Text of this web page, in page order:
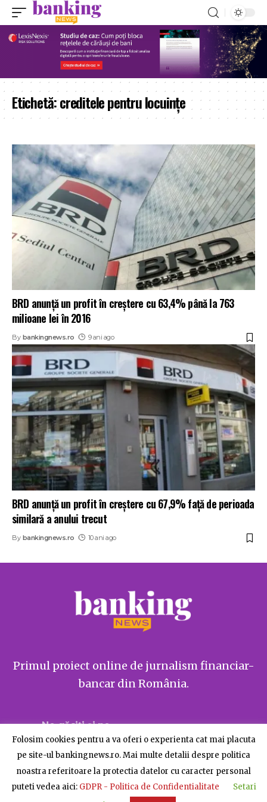
Etichetă:creditele pentru locuinţe
BRD anunţă un profit în creştere cu 63,4% până la 763
milioane lei în 2016
By bankingnews.ro 9 ani ago
BRD anunţă un profit în creştere cu 67,9% faţă de perioada
similară a anului trecut
By bankingnews.ro 10 ani ago
Primul proiect online de jurnalism financiar-
bancar din România.
Ne găsiți și pe
Despre BankingNews Contact Publicitate
Folosim cookies pentru a va oferi o experienta cat mai placuta
pe site-ul bankingnews.ro. Mai multe detalii despre politica
noastra referitoare la protectia datelor cu caracter personal
puteti vedea aici: GDPR - Politica de Confidentialitate
Setari